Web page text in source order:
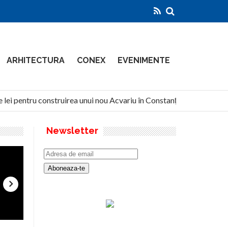
ARHITECTURA CONEX EVENIMENTE
pentru construirea unui nou Acvariu în Constanța
Newsletter